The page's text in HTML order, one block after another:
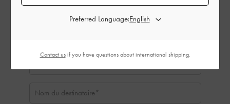
Preferred Language:
Contact usif you have questions about international shipping.